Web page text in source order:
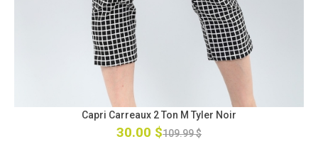
Capri Carreaux 2 Ton M Tyler Noir
30.00 $109.99 $